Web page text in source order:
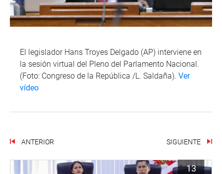
El legislador Hans Troyes Delgado (AP) interviene en
la sesión virtual del Pleno del Parlamento Nacional.
(Foto: Congreso de la República /L. Saldaña). Ver
vídeo
ANTERIOR SIGUIENTE
13